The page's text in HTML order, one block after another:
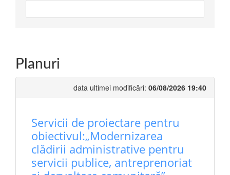
Planuri
data ultimei modificări: 06/08/2026 19:40
Servicii de proiectare pentru
obiectivul:„Modernizarea
clădirii administrative pentru
servicii publice, antreprenoriat